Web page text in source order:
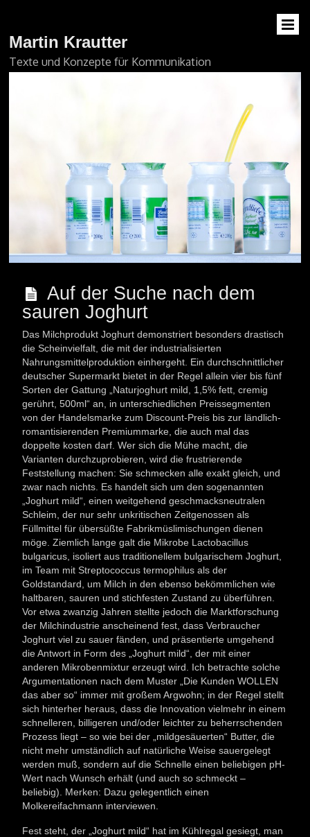
Martin Krautter
Texte und Konzepte für Kommunikation
Auf der Suche nach dem
sauren Joghurt
Das Milchprodukt Joghurt demonstriert besonders drastisch
die Scheinvielfalt, die mit der industrialisierten
Nahrungsmittelproduktion einhergeht. Ein durchschnittlicher
deutscher Supermarkt bietet in der Regel allein vier bis fünf
Sorten der Gattung „Naturjoghurt mild, 1,5% fett, cremig
gerührt, 500ml“ an, in unterschiedlichen Preissegmenten
von der Handelsmarke zum Discount-Preis bis zur ländlich-
romantisierenden Premiummarke, die auch mal das
doppelte kosten darf. Wer sich die Mühe macht, die
Varianten durchzuprobieren, wird die frustrierende
Feststellung machen: Sie schmecken alle exakt gleich, und
zwar nach nichts. Es handelt sich um den sogenannten
„Joghurt mild“, einen weitgehend geschmacksneutralen
Schleim, der nur sehr unkritischen Zeitgenossen als
Füllmittel für übersüßte Fabrikmüslimischungen dienen
möge. Ziemlich lange galt die Mikrobe Lactobacillus
bulgaricus, isoliert aus traditionellem bulgarischem Joghurt,
im Team mit Streptococcus termophilus als der
Goldstandard, um Milch in den ebenso bekömmlichen wie
haltbaren, sauren und stichfesten Zustand zu überführen.
Vor etwa zwanzig Jahren stellte jedoch die Marktforschung
der Milchindustrie anscheinend fest, dass Verbraucher
Joghurt viel zu sauer fänden, und präsentierte umgehend
die Antwort in Form des „Joghurt mild“, der mit einer
anderen Mikrobenmixtur erzeugt wird. Ich betrachte solche
Argumentationen nach dem Muster „Die Kunden WOLLEN
das aber so“ immer mit großem Argwohn; in der Regel stellt
sich hinterher heraus, dass die Innovation vielmehr in einem
schnelleren, billigeren und/oder leichter zu beherrschenden
Prozess liegt – so wie bei der „mildgesäuerten“ Butter, die
nicht mehr umständlich auf natürliche Weise sauergelegt
werden muß, sondern auf die Schnelle einen beliebigen pH-
Wert nach Wunsch erhält (und auch so schmeckt –
beliebig). Merken: Dazu gelegentlich einen
Molkereifachmann interviewen.
Fest steht, der „Joghurt mild“ hat im Kühlregal gesiegt, man